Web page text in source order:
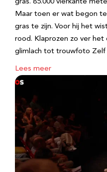
gras. 85.000 vierkante
Maar toen er wat begon
gras te zijn. Voor hij het
rood. Klaprozen zo ver het
glimlach tot trouwfoto Zelf
Lees meer